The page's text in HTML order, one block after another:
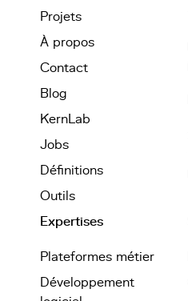
Projets
À propos
Contact
Blog
KernLab
Jobs
Définitions
Outils
Expertises
Plateformes métier
Développement